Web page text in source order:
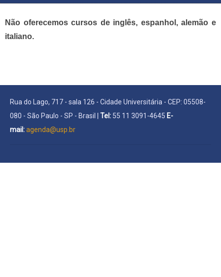
Não oferecemos cursos de inglês, espanhol, alemão e
italiano.
Rua do Lago, 717 - sala 126 - Cidade Universitária - CEP: 05508-
080 - São Paulo - SP - Brasil | Tel: 55 11 3091-4645 E-
mail:agenda@usp.br